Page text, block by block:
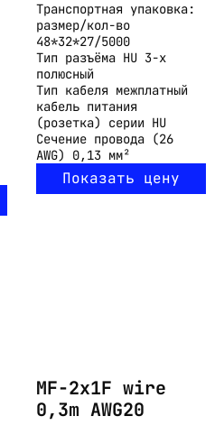
Транспортная упаковка:
размер/кол-во
48*32*27/5000
Тип разъёма HU 3-х
полюсный
Тип кабеля межплатный
кабель питания
(розетка) серии HU
Сечение провода (26
AWG) 0,13 мм²
Показать цену
MF-2x1F wire
0,3m AWG20